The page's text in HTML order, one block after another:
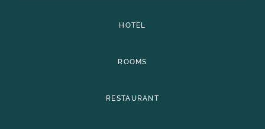
HOTEL
ROOMS
RESTAURANT